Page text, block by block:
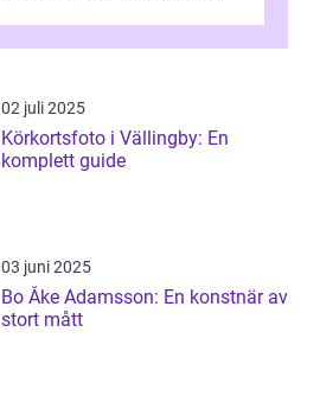
02 juli 2025
Körkortsfoto i Vällingby: En
komplett guide
03 juni 2025
Bo Åke Adamsson: En konstnär av
stort mått